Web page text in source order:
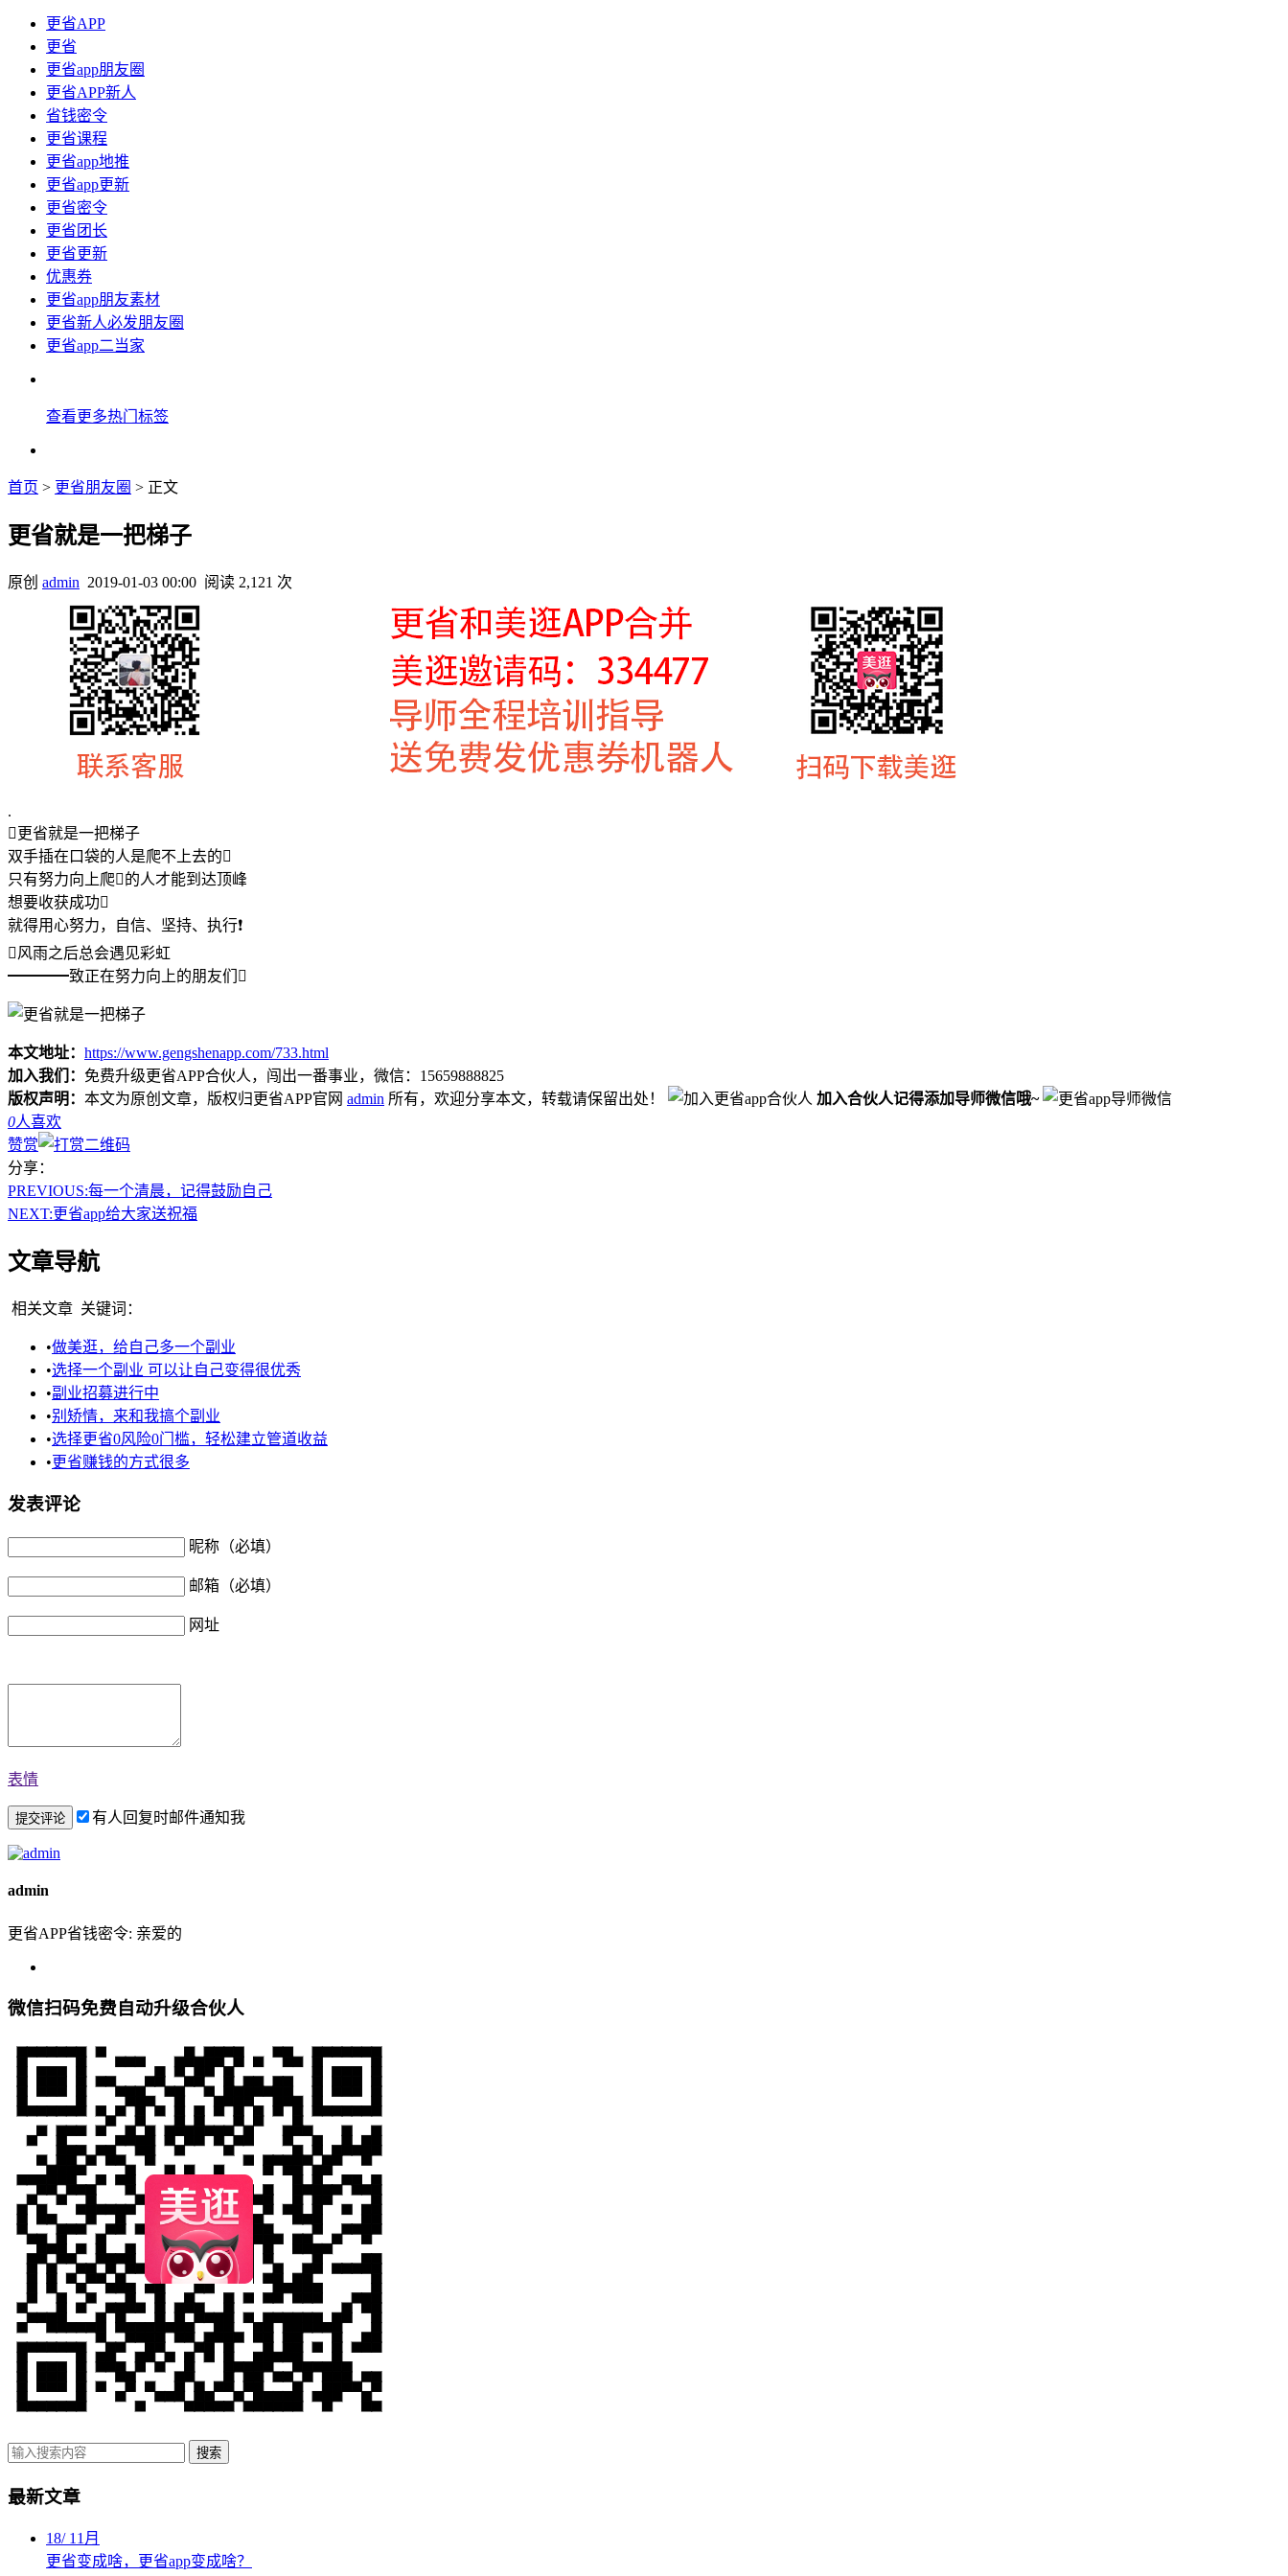
更省APP
更省
更省app朋友圈
更省APP新人
省钱密令
更省课程
更省app地推
更省app更新
更省密令
更省团长
更省更新
优惠券
更省app朋友素材
更省新人必发朋友圈
更省app二当家
查看更多热门标签
首页 > 更省朋友圈 > 正文
更省就是一把梯子
原创 admin 2019-01-03 00:00 阅读 2,121 次
.
更省就是一把梯子
双手插在口袋的人是爬不上去的
只有努力向上爬的人才能到达顶峰
想要收获成功
就得用心努力，自信、坚持、执行❗
风雨之后总会遇见彩虹
━━━━致正在努力向上的朋友们
本文地址： https://www.gengshenapp.com/733.html
加入我们： 免费升级更省APP合伙人，闯出一番事业，微信：15659888825
版权声明： 本文为原创文章，版权归更省APP官网 admin 所有，欢迎分享本文，转载请保留出处！
加入合伙人记得添加导师微信哦~
0人喜欢
赞赏
分享：
PREVIOUS:每一个清晨，记得鼓励自己
NEXT:更省app给大家送祝福
文章导航
相关文章 关键词：
•做美逛，给自己多一个副业
•选择一个副业 可以让自己变得很优秀
•副业招募进行中
•别矫情，来和我搞个副业
•选择更省0风险0门槛，轻松建立管道收益
•更省赚钱的方式很多
发表评论
昵称（必填）
邮箱（必填）
网址
表情
有人回复时邮件通知我
admin
更省APP省钱密令: 亲爱的
微信扫码免费自动升级合伙人
搜索
最新文章
18/ 11月
更省变成啥，更省app变成啥？